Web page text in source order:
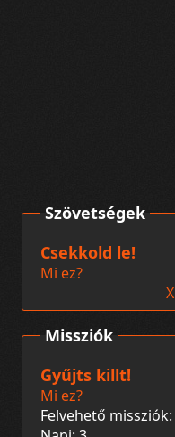
Missziók
Gyűjts killt!
Mi ez?
Felvehető missziók:
Szövetségek
Csekkold le!
Mi ez?
X